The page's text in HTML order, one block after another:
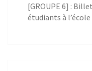
[GROUPE 6] :
étudiants à l’école